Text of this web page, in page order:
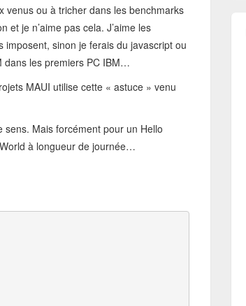
venus ou à tricher dans les benchmarks
et je n’aime pas cela. J’aime les
imposent, sinon je ferais du javascript ou
dans les premiers PC IBM…
MAUI utilise cette « astuce » venu
Mais forcément pour un Hello
à longueur de journée…